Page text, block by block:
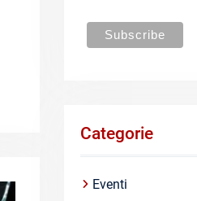
Categorie
Eventi